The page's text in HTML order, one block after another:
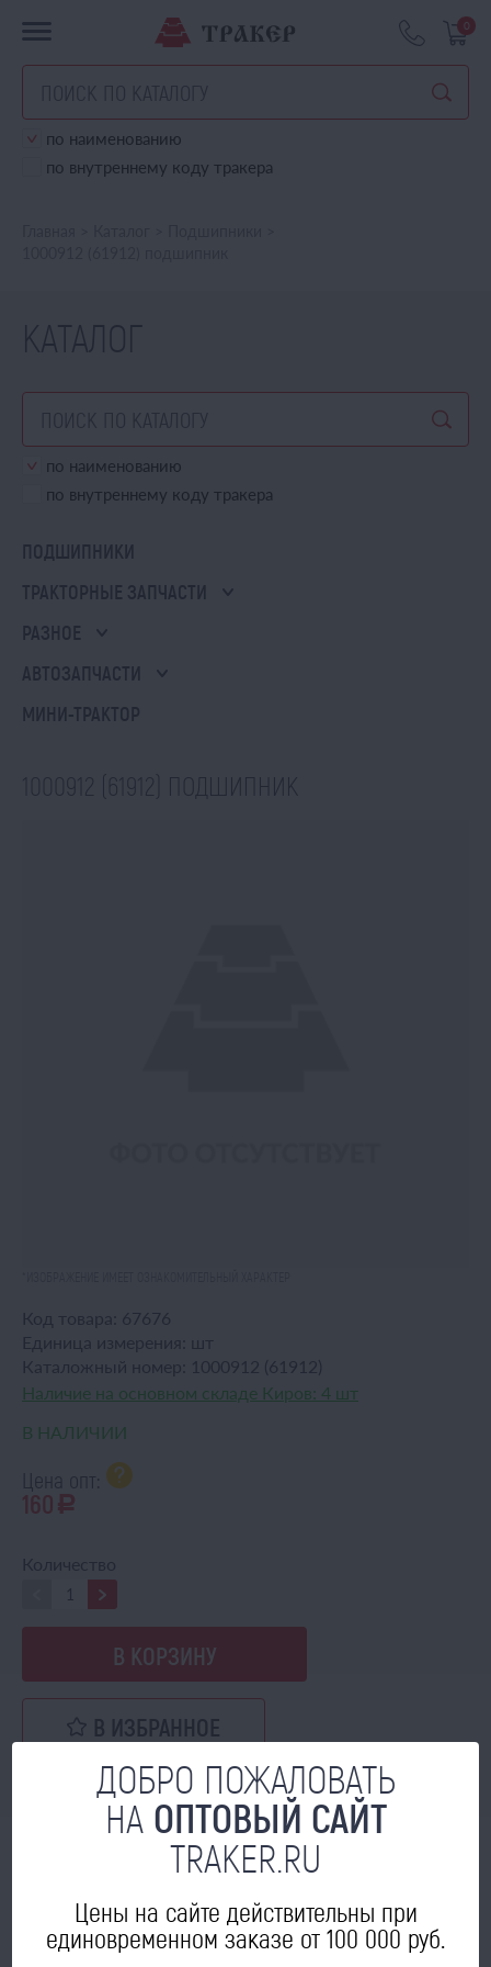
0
по наименованию
по внутреннему коду тракера
КАТАЛОГ
по наименованию
по внутреннему коду тракера
ПОДШИПНИКИ
ТРАКТОРНЫЕ ЗАПЧАСТИ
РАЗНОЕ
АВТОЗАПЧАСТИ
МИНИ-ТРАКТОР
1000912 (61912) ПОДШИПНИК
Код товара: 67676
Единица измерения:
шт
Каталожный номер:
1000912 (61912)
Наличие на основном складе Киров: 4 шт
В НАЛИЧИИ
Цена опт:
160 a
Количество
В КОРЗИНУ
В ИЗБРАННОЕ
МОЖЕТ ПРИГОДИТЬСЯ
ДОБРО ПОЖАЛОВАТЬ
НА ОПТОВЫЙ САЙТ
TRAKER.RU
Цены на сайте действительны при
единовременном заказе от 100 000 руб.